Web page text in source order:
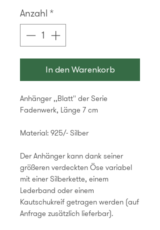
Anzahl *
In den Warenkorb
Anhänger ,,Blatt'' der Serie
Fadenwerk, Länge 7 cm
Material: 925/- Silber
Der Anhänger kann dank seiner
größeren verdeckten Öse variabel
mit einer Silberkette, einem
Lederband oder einem
Kautschukreif getragen werden (auf
Anfrage zusätzlich lieferbar).